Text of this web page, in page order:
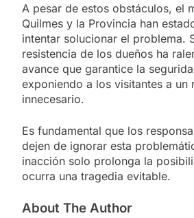
A pesar de estos obstáculos, el
Quilmes y la Provincia han
intentar solucionar el problema.
resistencia de los dueños ha
avance que garantice la
exponiendo a los visitantes a un
innecesario.
Es fundamental que los
dejen de ignorar esta
inacción solo prolonga la
ocurra una tragedia evitable.
About The Author